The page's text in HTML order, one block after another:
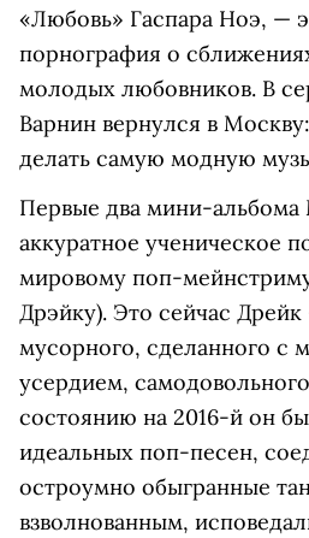
«Любовь» Гаспара Ноэ, —
порнография о
молодых любовников. В
Варнин вернулся в
делать самую модную
Первые два мини-альбома
аккуратное ученическое
мировому поп-
Дрэйку). Это сейчас
мусорного, сделанного с
усердием,
состоянию на 2016-й он
идеальных поп-песен,
остроумно обыгранные
взволнованным,